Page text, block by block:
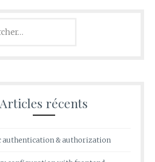
Articles récents
authentication & authorization